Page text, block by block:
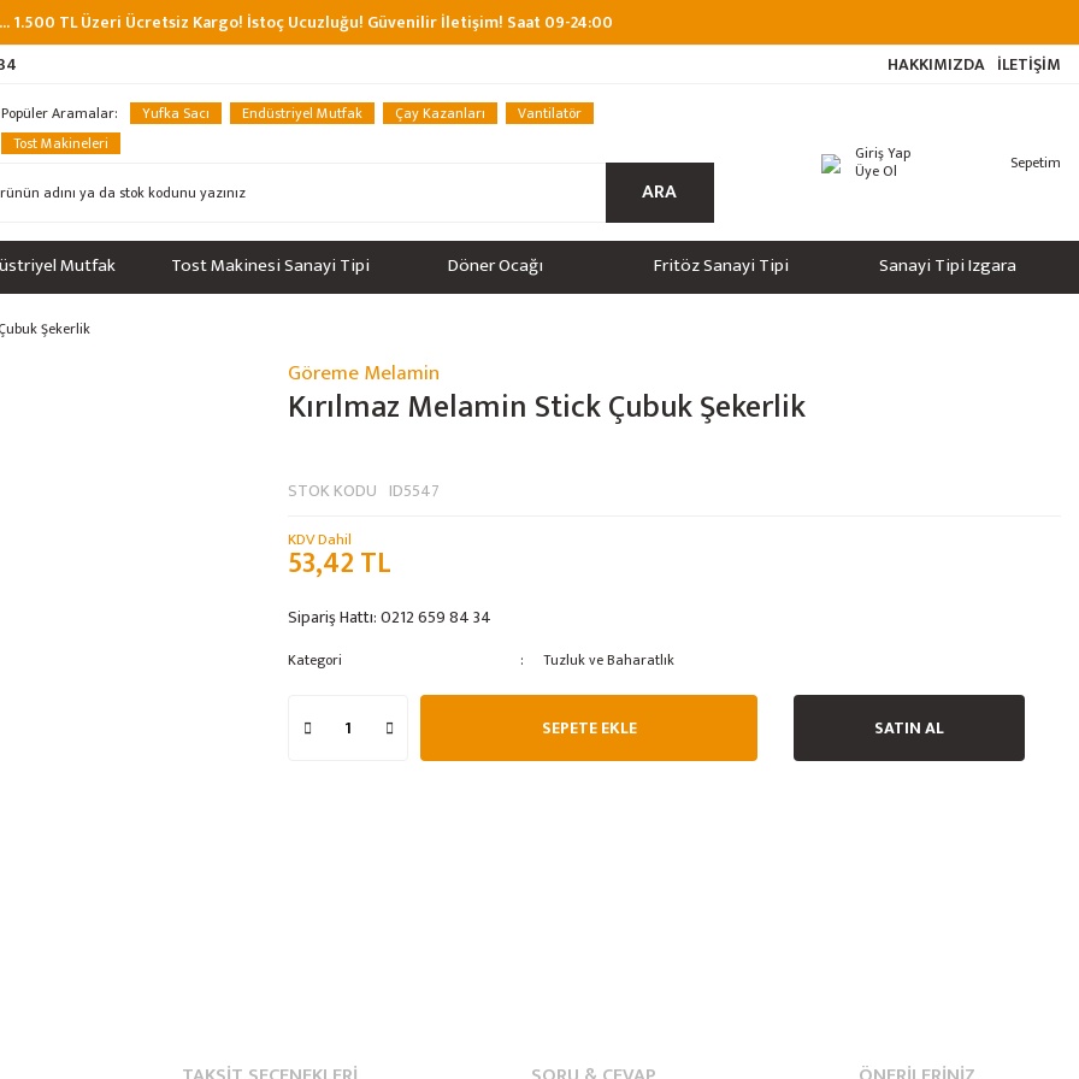
1.500 TL Üzeri Ücretsiz Kargo! İstoç Ucuzluğu! Güvenilir İletişim! Saat 09-24:00
HAKKIMIZDA İLETİŞİM
Popüler Aramalar: Yufka Sacı Endüstriyel Mutfak Çay Kazanları
Vantilatör
Tost Makineleri
ARA
Giriş Yap
Üye Ol Sepetim
Mutfak Tost Makinesi Sanayi Tipi Döner Ocağı Fritöz Sanayi Tipi Sanayi Tipi Izgara
Şekerlik
Göreme Melamin
Kırılmaz Melamin Stick Çubuk Şekerlik
STOK KODU ID5547
KDV Dahil
53,42 TL
Sipariş Hattı:0212 659 84 34
Kategori Tuzluk ve Baharatlık
SEPETE EKLE SATIN AL